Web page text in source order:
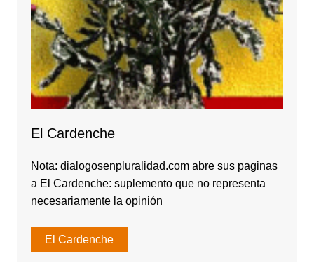
El Cardenche
Nota: dialogosenpluralidad.com abre sus paginas
a El Cardenche: suplemento que no representa
necesariamente la opinión
El Cardenche